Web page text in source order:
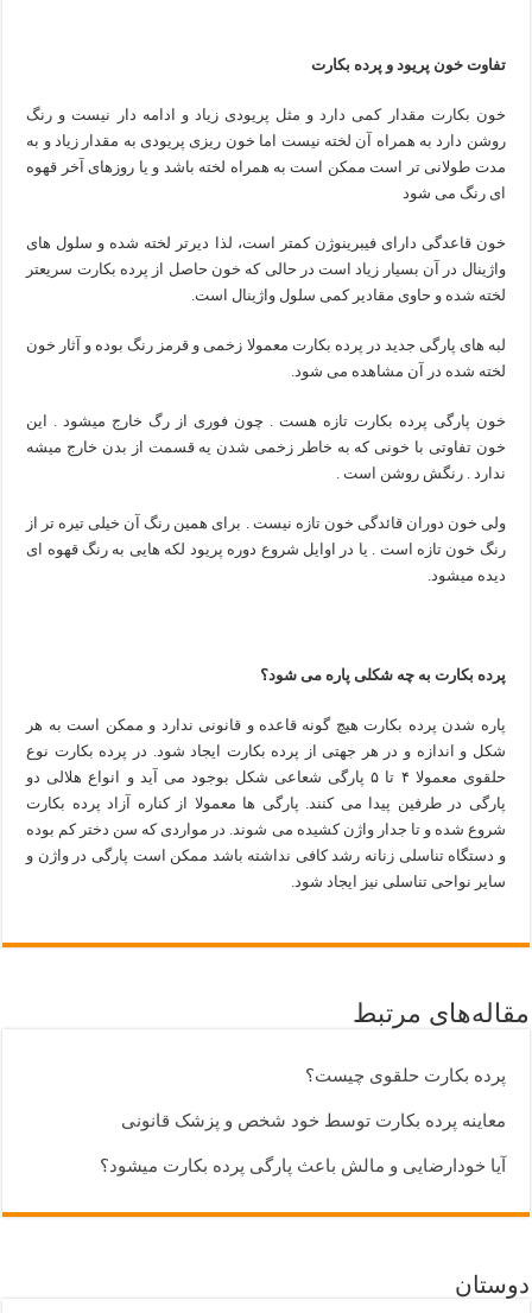
تفاوت خون پریود و پرده بکارت
خون بکارت مقدار کمی دارد و مثل پریودی زیاد و ادامه دار نیست و رنگ
روشن دارد به همراه آن لخته نیست اما خون ریزی پریودی به مقدار زیاد و به
مدت طولانی تر است ممکن است به همراه لخته باشد و یا روزهای آخر قهوه
ای رنگ می شود
خون قاعدگی دارای فیبرینوژن کمتر است، لذا دیرتر لخته شده و سلول های
واژینال در آن بسیار زیاد است در حالی که خون حاصل از پرده بکارت سریعتر
لخته شده و حاوی مقادیر کمی سلول واژینال است.
لبه های پارگی جدید در پرده بکارت معمولا زخمی و قرمز رنگ بوده و آثار خون
لخته شده در آن مشاهده می شود.
خون پارگی پرده بکارت تازه هست . چون فوری از رگ خارج میشود . این
خون تفاوتی با خونی که به خاطر زخمی شدن یه قسمت از بدن خارج میشه
ندارد . رنگش روشن است .
ولی خون دوران قائدگی خون تازه نیست . برای همین رنگ آن خیلی تیره تر از
رنگ خون تازه است . یا در اوایل شروع دوره پریود لکه هایی به رنگ قهوه ای
دیده میشود.
پرده بکارت به چه شکلی پاره می شود؟
پاره شدن پرده بکارت هیچ گونه قاعده و قانونی ندارد و ممکن است به هر
شکل و اندازه و در هر جهتی از پرده بکارت ایجاد شود. در پرده بکارت نوع
حلقوی معمولا ۴ تا ۵ پارگی شعاعی شکل بوجود می آید و انواع هلالی دو
پارگی در طرفین پیدا می کنند. پارگی ها معمولا از کناره آزاد پرده بکارت
شروع شده و تا جدار واژن کشیده می شوند. در مواردی که سن دختر کم بوده
و دستگاه تناسلی زنانه رشد کافی نداشته باشد ممکن است پارگی در واژن و
سایر نواحی تناسلی نیز ایجاد شود.
مقاله‌های مرتبط
پرده بکارت حلقوی چیست؟
معاینه پرده بکارت توسط خود شخص و پزشک قانونی
آیا خودارضایی و مالش باعث پارگی پرده بکارت میشود؟
دوستان